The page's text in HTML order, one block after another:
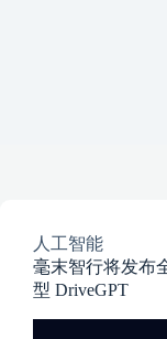
人工智能
毫末智行将发布
型 DriveGPT